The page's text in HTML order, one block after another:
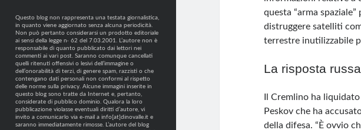
Questo blog non rappresenta una testata giornalistica,
in quanto viene aggiornato senza alcuna periodicità.
Non può pertanto considerarsi un prodotto editoriale
ai sensi della legge n· 62 del 7.03.2001. L’autore non è
responsabile di quanto pubblicato dai lettori nei
commenti ai vari post. Saranno comunque cancellati
quelli ritenuti offensivi o lesivi dell’immagine o
dell’onorabilità di terzi, di genere spam, razzisti o che
contengano dati personali non conformi al rispetto
delle norme sulla privacy. Alcune immagini inserite in
questo blog sono tratte da Internet e, pertanto,
considerate di pubblico dominio. Qualora la loro
pubblicazione violasse eventuali diritti d’autore, vi
invito a comunicarlo via e-mail a info[at]dinovalle.it e
saranno immediatamente rimosse. L’autore del blog
questa “arma
distruggere satelliti
terrestre inutilizzabile
La risposta russa
Il Cremlino ha
Peskov che ha
della difesa. “È ovvio